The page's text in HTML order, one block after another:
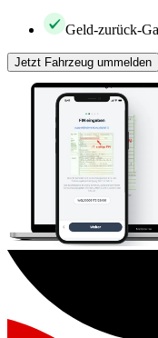
Geld-zurück-
Jetzt Fahrzeug ummelden